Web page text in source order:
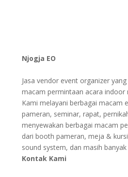
Njogja EO
Jasa vendor event organizer
macam permintaan acara indoor
Kami melayani berbagai macam
pameran, seminar, rapat,
menyewakan berbagai macam
dari booth pameran, meja &
sound system, dan masih banyak
Kontak Kami